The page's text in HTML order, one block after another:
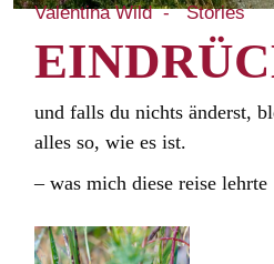
Valentina Wild Stories
und falls du nichts änderst,
alles so, wie es ist.
– was mich diese reise lehrte